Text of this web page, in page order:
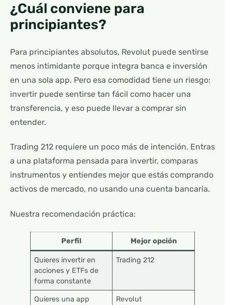
¿Cuál conviene para
principiantes?
Para principiantes absolutos, Revolut puede sentirse
menos intimidante porque integra banca e inversión
en una sola app. Pero esa comodidad tiene un riesgo:
invertir puede sentirse tan fácil como hacer una
transferencia, y eso puede llevar a comprar sin
entender.
Trading 212 requiere un poco más de intención. Entras
a una plataforma pensada para invertir, comparas
instrumentos y entiendes mejor que estás comprando
activos de mercado, no usando una cuenta bancaria.
Nuestra recomendación práctica:
Perfil Mejor opción
Quieres invertir en
acciones y ETFs de
forma constante
Trading 212
Quieres una app
Revolut